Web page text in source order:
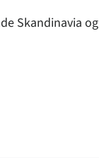
Skandinavia og